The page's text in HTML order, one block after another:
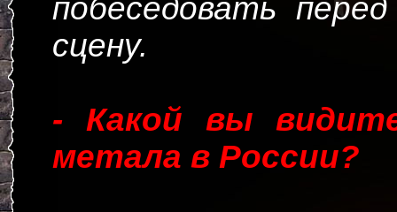
побеседовать
сцену.
- Какой вы
метала в России?